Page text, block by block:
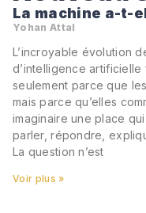
La machine a-t-
Yohan Attal
L’incroyable évolution
d’intelligence
seulement parce que
mais parce qu’elles
imaginaire une place
parler, répondre,
La question n’est
Voir plus »